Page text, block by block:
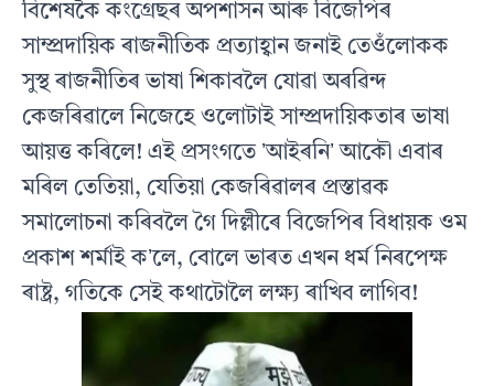
বিশেষকৈ কংগ্ৰেছৰ অপশাসন আৰু বিজেপিৰ
সাম্প্ৰদায়িক ৰাজনীতিক প্ৰত্যাহ্বান জনাই তেওঁলোকক
সুস্থ ৰাজনীতিৰ ভাষা শিকাবলৈ যোৱা অৰৱিন্দ
কেজৰিৱালে নিজেহে ওলোটাই সাম্প্ৰদায়িকতাৰ ভাষা
আয়ত্ত কৰিলে! এই প্ৰসংগতে ʼআইৰনিʼ আকৌ এবাৰ
মৰিল তেতিয়া, যেতিয়া কেজৰিৱালৰ প্ৰস্তাৱক
সমালোচনা কৰিবলৈ গৈ দিল্লীৰে বিজেপিৰ বিধায়ক ওম
প্ৰকাশ শৰ্মাই কʼলে, বোলে ভাৰত এখন ধৰ্ম নিৰপেক্ষ
ৰাষ্ট্ৰ, গতিকে সেই কথাটোলৈ লক্ষ্য ৰাখিব লাগিব!